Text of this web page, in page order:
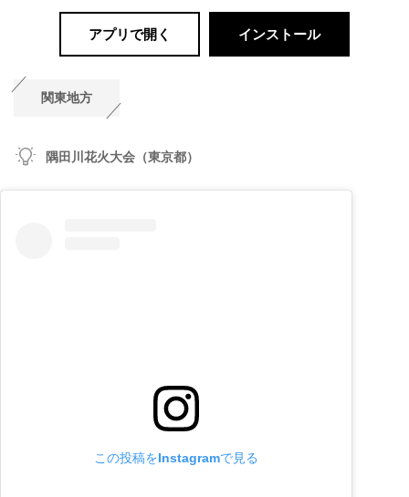
アプリで開く インストール
関東地方
隅田川花火大会（東京都）
この投稿をInstagramで見る